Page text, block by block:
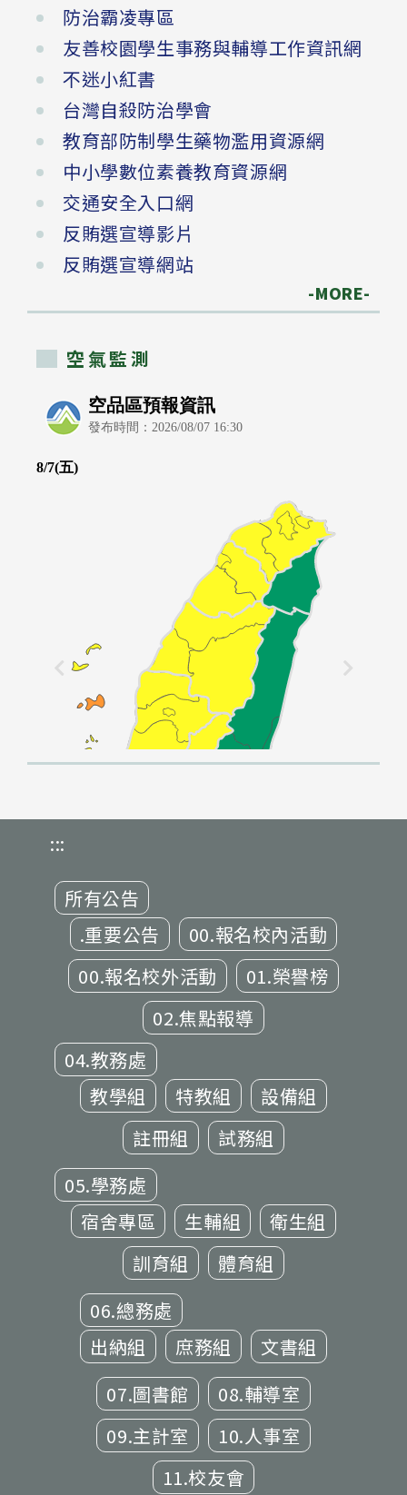
防治霸凌專區
友善校園學生事務與輔導工作資訊網
不迷小紅書
台灣自殺防治學會
教育部防制學生藥物濫用資源網
中小學數位素養教育資源網
交通安全入口網
反賄選宣導影片
反賄選宣導網站
-MORE-
空氣監測
:::
所有公告
.重要公告
00.報名校內活動
00.報名校外活動
01.榮譽榜
02.焦點報導
04.教務處
教學組
特教組
設備組
註冊組
試務組
05.學務處
宿舍專區
生輔組
衛生組
訓育組
體育組
06.總務處
出納組
庶務組
文書組
07.圖書館
08.輔導室
09.主計室
10.人事室
11.校友會